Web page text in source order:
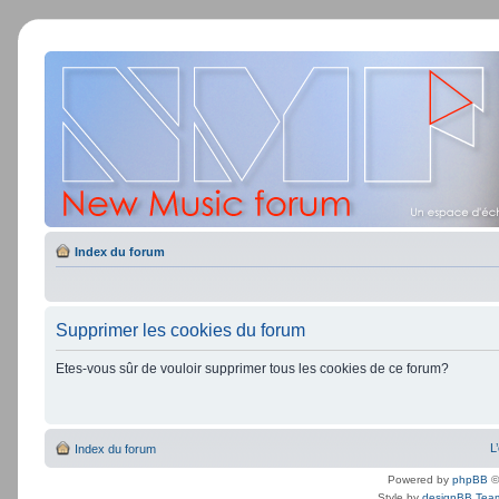
Index du forum
Supprimer les cookies du forum
Etes-vous sûr de vouloir supprimer tous les cookies de ce forum?
Index du forum
Powered by phpBB